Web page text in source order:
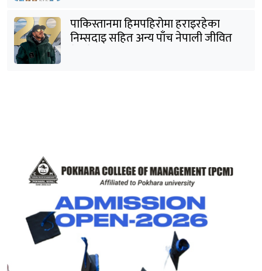
पाकिस्तानमा हिमपहिरोमा हराइरहेका
निम्सदाइ सहित अन्य पाँच नेपाली जीवित
भेटिने आशा कमजोर, युक्तको शव निकालियो